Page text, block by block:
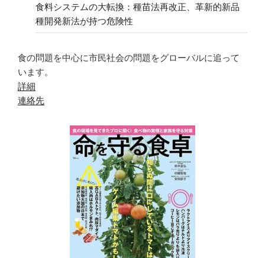
食料システムの大転換：種苗法再改正、革新的新品
種開発新法が持つ危険性
食の問題を中心に市民社会の問題をグローバルに追って
います。
詳細
連絡先